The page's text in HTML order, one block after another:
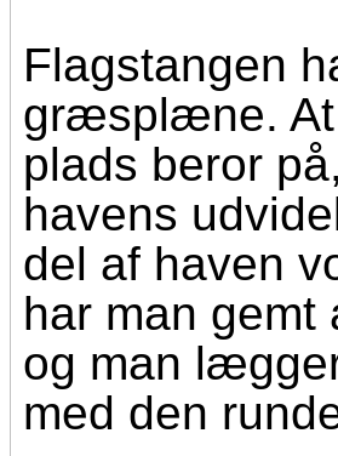
Flagstangen
græsplæne. At
plads beror
havens
del af haven
har man
og man
med den